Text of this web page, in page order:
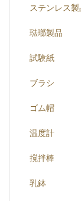
ステンレス製
琺瑯製品
試験紙
ブラシ
ゴム帽
温度計
撹拌棒
乳鉢